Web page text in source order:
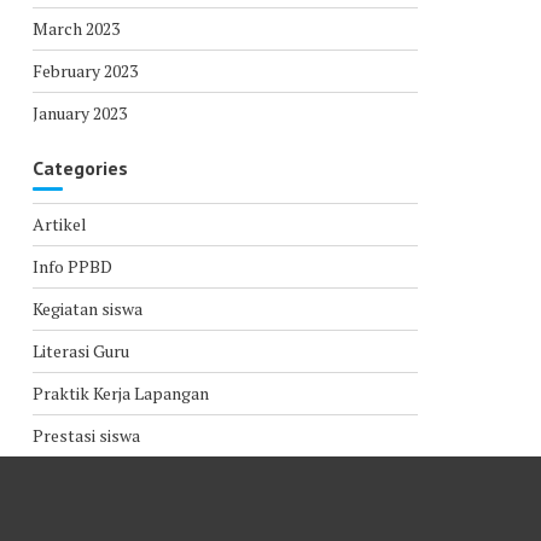
March 2023
February 2023
January 2023
Categories
Artikel
Info PPBD
Kegiatan siswa
Literasi Guru
Praktik Kerja Lapangan
Prestasi siswa